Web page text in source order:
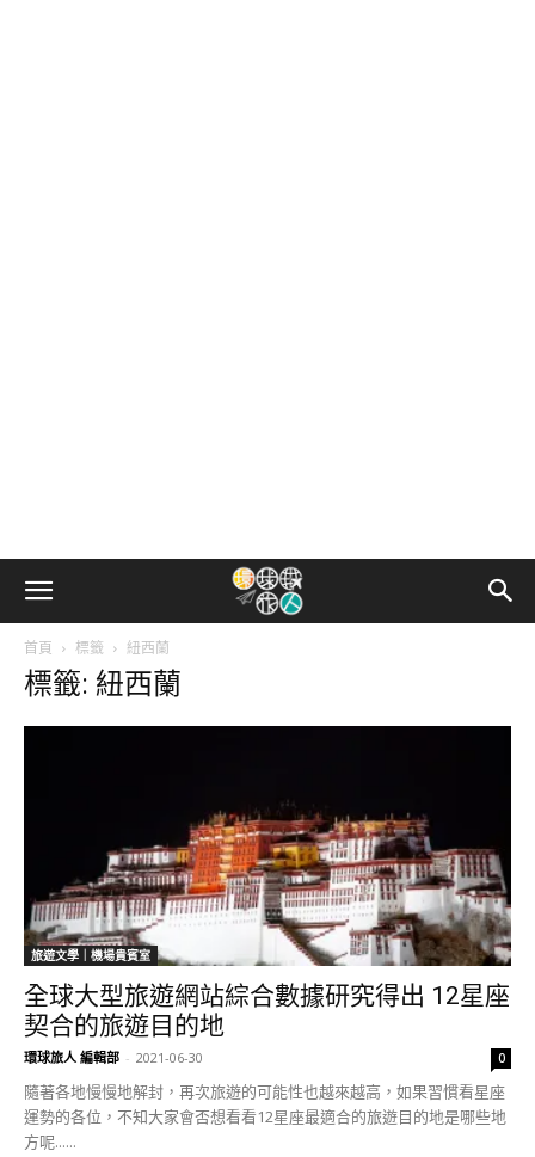
首頁 標籤 紐西蘭
標籤: 紐西蘭
旅遊文學｜機場貴賓室
全球大型旅遊網站綜合數據研究得出 12星座
契合的旅遊目的地
環球旅人 編輯部 - 2021-06-30 0
隨著各地慢慢地解封，再次旅遊的可能性也越來越高，如果習慣看星座
運勢的各位，不知大家會否想看看12星座最適合的旅遊目的地是哪些地
方呢......